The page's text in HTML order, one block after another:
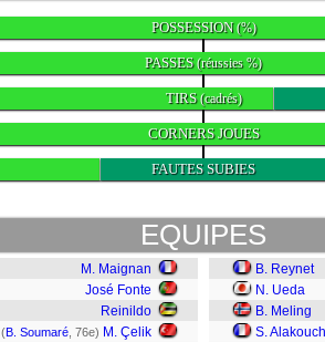
POSSESSION(%)
PASSES(réussies %)
TIRS(cadrés)
CORNERS JOUES
FAUTES SUBIES
EQUIPES
M. Maignan
José Fonte
Reinildo
(B. Soumaré , 76e) M. Çelik
B. Reynet
N. Ueda
B. Meling
S. Alakouch